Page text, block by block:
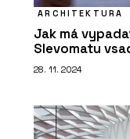
ARCHITEKTURA
Jak má
Slevomatu
28. 11. 2024